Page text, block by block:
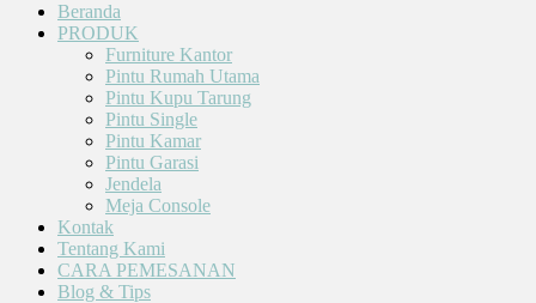
Beranda
PRODUK
Furniture Kantor
Pintu Rumah Utama
Pintu Kupu Tarung
Pintu Single
Pintu Kamar
Pintu Garasi
Jendela
Meja Console
Kontak
Tentang Kami
CARA PEMESANAN
Blog & Tips